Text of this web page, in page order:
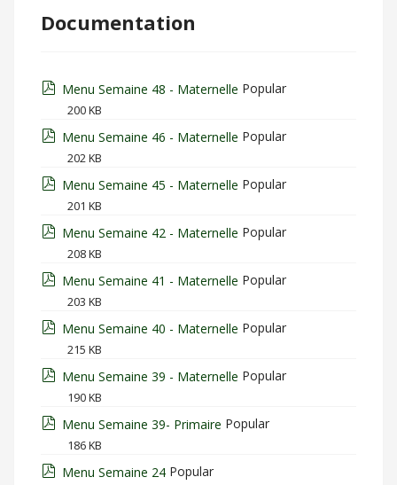
Documentation
pdf
Menu Semaine 48 - Maternelle Popular
200 KB
pdf
Menu Semaine 46 - Maternelle Popular
202 KB
pdf
Menu Semaine 45 - Maternelle Popular
201 KB
pdf
Menu Semaine 42 - Maternelle Popular
208 KB
pdf
Menu Semaine 41 - Maternelle Popular
203 KB
pdf
Menu Semaine 40 - Maternelle Popular
215 KB
pdf
Menu Semaine 39 - Maternelle Popular
190 KB
pdf
Menu Semaine 39- Primaire Popular
186 KB
pdf
Menu Semaine 24 Popular